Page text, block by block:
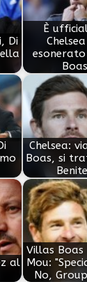
Di
È
Boas
Chelsea:
Boas, si
al
Villas Boas
Mou:
No,